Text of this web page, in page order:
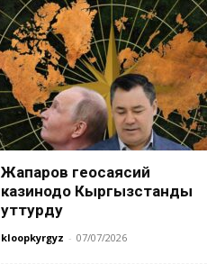
Жапаров геосаясий
казинодо Кыргызстанды
уттурду
kloopkyrgyz - 07/07/2026